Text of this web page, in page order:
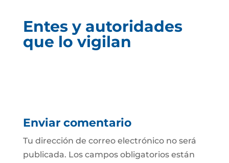
Entes y autoridades
que lo vigilan
Enviar comentario
Tu dirección de correo electrónico no será
publicada. Los campos obligatorios están